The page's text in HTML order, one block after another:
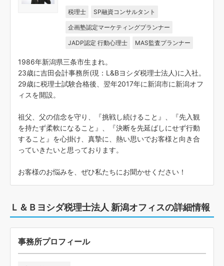
税理士 SP融資コンサルタント
企画塾認定マーケティングプランナー
JADP認定 行動心理士 MAS監査プランナー
1986年新潟県三条市生まれ。
23歳に吉田会計事務所(現：L&Bヨシダ税理士法人)に入社。
29歳に税理士試験合格後、翌年2017年に新潟市に新潟オフ
ィスを開設。
祖父、父の信念を守り、『挑戦し続けること』、『先入観
を持たず柔軟になること』、『決断を先延ばしにせず行動
すること』を心掛け、真摯に、熱い思いでお客様と向き合
っていきたいと思っております。
お客様のお悩みを、ぜひ私たちにお聞かせください！
Ｌ＆Ｂヨシダ税理士法人 新潟オフィスの詳細情報
事務所プロフィール